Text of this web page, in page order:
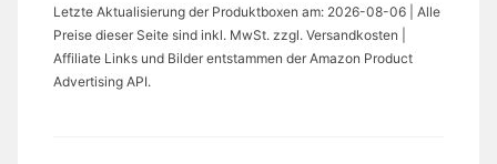
Letzte Aktualisierung der Produktboxen am: 2026-08-06 | Alle
Preise dieser Seite sind inkl. MwSt. zzgl. Versandkosten |
Affiliate Links und Bilder entstammen der Amazon Product
Advertising API.